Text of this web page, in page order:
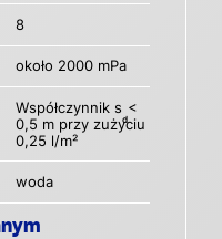
8
około 2000 mPa
Współczynnik s
d
<
0,5 m przy zużyciu
0,25 l/m²
woda